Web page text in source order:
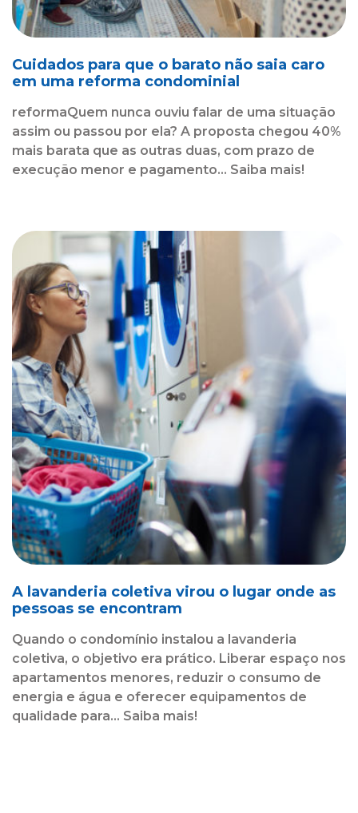
Cuidados para que o barato não saia caro
em uma reforma condominial
reformaQuem nunca ouviu falar de uma situação
assim ou passou por ela? A proposta chegou 40%
mais barata que as outras duas, com prazo de
execução menor e pagamento... Saiba mais!
A lavanderia coletiva virou o lugar onde as
pessoas se encontram
Quando o condomínio instalou a lavanderia
coletiva, o objetivo era prático. Liberar espaço nos
apartamentos menores, reduzir o consumo de
energia e água e oferecer equipamentos de
qualidade para... Saiba mais!